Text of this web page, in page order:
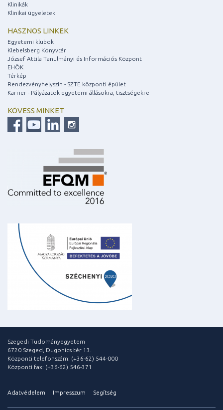
Klinikák
Klinikai ügyeletek
HASZNOS LINKEK
Egyetemi klubok
Klebelsberg Könyvtár
József Attila Tanulmányi és Információs Központ
EHÖK
Térkép
Rendezvényhelyszín - SZTE központi épület
Karrier - Pályázatok egyetemi állásokra, tisztségekre
KÖVESS MINKET
Szegedi Tudományegyetem
6720 Szeged, Dugonics tér 13.
Központi telefonszám: (+36-62) 544-000
Központi fax: (+36-62) 546-371
Adatvédelem Impresszum Segítség